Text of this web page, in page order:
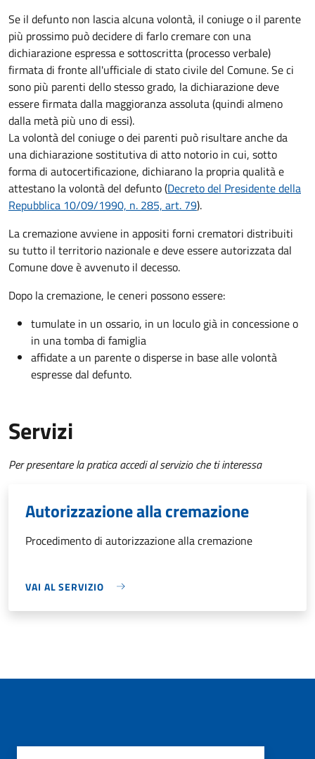
Se il defunto non lascia alcuna volontà, il coniuge o il parente
più prossimo può decidere di farlo cremare con una
dichiarazione espressa e sottoscritta (processo verbale)
firmata di fronte all'ufficiale di stato civile del Comune. Se ci
sono più parenti dello stesso grado, la dichiarazione deve
essere firmata dalla maggioranza assoluta (quindi almeno
dalla metà più uno di essi).
La volontà del coniuge o dei parenti può risultare anche da
una dichiarazione sostitutiva di atto notorio in cui, sotto
forma di autocertificazione, dichiarano la propria qualità e
attestano la volontà del defunto (Decreto del Presidente della
Repubblica 10/09/1990, n. 285, art. 79).
La cremazione avviene in appositi forni crematori distribuiti
su tutto il territorio nazionale e deve essere autorizzata dal
Comune dove è avvenuto il decesso.
Dopo la cremazione, le ceneri possono essere:
tumulate in un ossario, in un loculo già in concessione o
in una tomba di famiglia
affidate a un parente o disperse in base alle volontà
espresse dal defunto.
Servizi
Per presentare la pratica accedi al servizio che ti interessa
Autorizzazione alla cremazione
Procedimento di autorizzazione alla cremazione
VAI AL SERVIZIO